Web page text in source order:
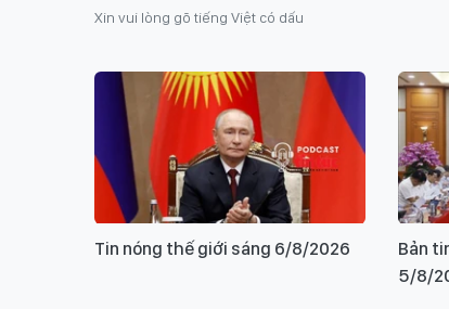
Xin vui lòng gõ tiếng Việt có dấu
Tin nóng thế giới sáng 6/8/2026
Bản
5/8/